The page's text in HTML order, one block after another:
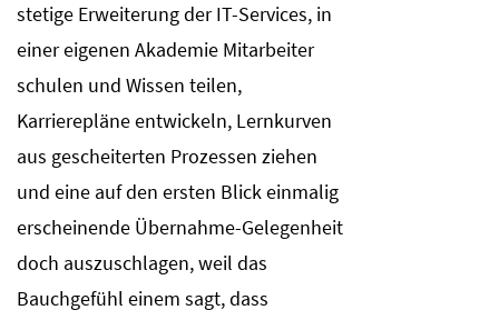
stetige Erweiterung der IT-Services, in
einer eigenen Akademie Mitarbeiter
schulen und Wissen teilen,
Karrierepläne entwickeln, Lernkurven
aus gescheiterten Prozessen ziehen
und eine auf den ersten Blick einmalig
erscheinende Übernahme-Gelegenheit
doch auszuschlagen, weil das
Bauchgefühl einem sagt, dass